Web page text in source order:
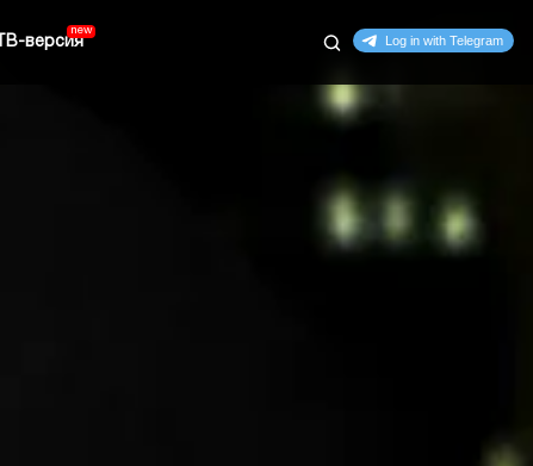
ТВ-версия